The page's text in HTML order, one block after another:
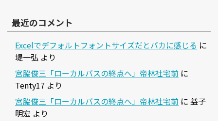
最近のコメント
Excelでデフォルトフォントサイズだとバカに感じる に
堤一弘 より
宮脇俊三「ローカルバスの終点へ」帝林社宅前 に
Tenty17 より
宮脇俊三「ローカルバスの終点へ」帝林社宅前 に 益子
明宏 より